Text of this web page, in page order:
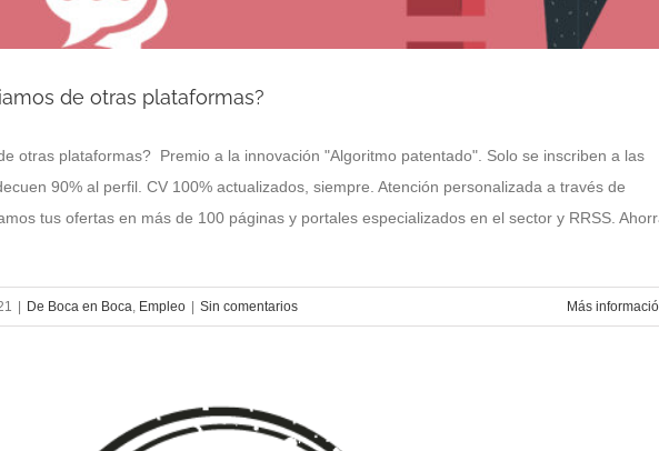
de otras plataformas?
otras plataformas? Premio a la innovación "Algoritmo patentado". Solo se inscriben a las
90% al perfil. CV 100% actualizados, siempre. Atención personalizada a través de
tus ofertas en más de 100 páginas y portales especializados en el sector y RRSS.
De Boca en Boca, Empleo Sin comentarios Más